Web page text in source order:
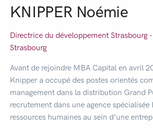
KNIPPER Noémie
Directrice du développement Strasbourg
Strasbourg
Avant de rejoindre MBA Capital en avril
Knipper a occupé des postes orientés
management dans la distribution Grand
recrutement dans une agence
ressources humaines au sein d’une